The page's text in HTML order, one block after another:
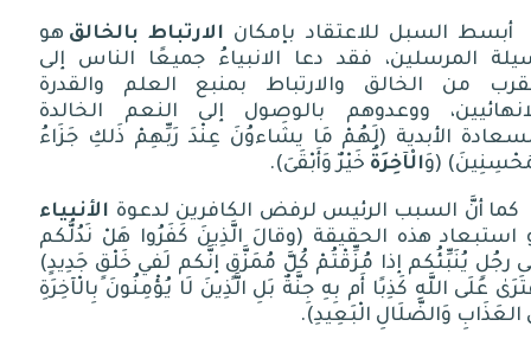
أبسط السبل للاعتقاد بإمكان الارتباط بالخالق هو
المرسلين، فقد دعا الانبياءُ جميعًا الناس إلى
من الخالق والارتباط بمنبع العلم والقدرة
ووعدوهم بالوصول إلى النعم الخالدة
الأبدية (لَهُمْ مَا يشَاءوُنَ عِنْدَ رَبِّهِمْ ذَلكِ جَزَاءُ
) (وَالْآخِرَةُ خَيْرٌ وَأَبْقَىَ).
كما أنَّ السبب الرئيس لرفض الكافرين لدعوة الأنبياء
استبعاد هذه الحقيقة (وقالَ الَّذِينَ كَفَرُوا هَلْ نَدُلُّكم
رجُلٍ يُنَبِّئُكم إذا مُزِّقْتُمْ كُلَّ مُمَزَّقٍ إنَّكم لَفي خَلْقٍ جَدِيدٍ)
عَلَى اللَّهِ كَذِبًا أَم بِهِ جِنَّةٌ بَلِ الَّذِينَ لَا يُؤْمِنُونَ بِالْآخِرَةِ
العَذَابِ وَالضَّلَالِ الْبَعِيدِ).